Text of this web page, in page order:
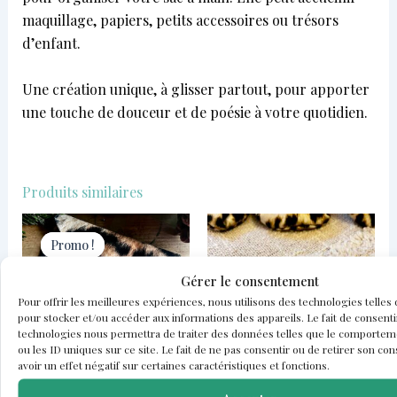
Gérer le consentement
Pour offrir les meilleures expériences, nous utilisons des technologies telles
pour stocker et/ou accéder aux informations des appareils. Le fait de
technologies nous permettra de traiter des données telles que le
ou les ID uniques sur ce site. Le fait de ne pas consentir ou de retirer son
avoir un effet négatif sur certaines caractéristiques et fonctions.
maquillage, papiers, petits accessoires ou trésors
d’enfant.
Une création unique, à glisser partout, pour apporter
une touche de douceur et de poésie à votre quotidien.
Produits similaires
Promo !
Promo !
Le
prix
initial
prix
actuel